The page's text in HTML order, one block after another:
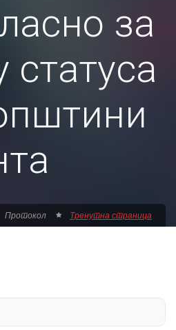
за
статуса
Протокол Тренутна страница